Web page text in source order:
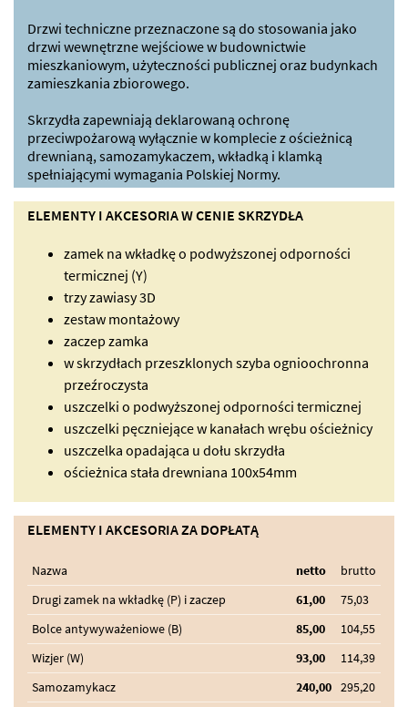
Drzwi techniczne przeznaczone są do stosowania jako
drzwi wewnętrzne wejściowe w budownictwie
mieszkaniowym, użyteczności publicznej oraz budynkach
zamieszkania zbiorowego.
Skrzydła zapewniają deklarowaną ochronę
przeciwpożarową wyłącznie w komplecie z ościeżnicą
drewnianą, samozamykaczem, wkładką i klamką
spełniającymi wymagania Polskiej Normy.
ELEMENTY I AKCESORIA W CENIE SKRZYDŁA
zamek na wkładkę o podwyższonej odporności
termicznej (Y)
trzy zawiasy 3D
zestaw montażowy
zaczep zamka
w skrzydłach przeszklonych szyba ognioochronna
przeźroczysta
uszczelki o podwyższonej odporności termicznej
uszczelki pęczniejące w kanałach wrębu ościeżnicy
uszczelka opadająca u dołu skrzydła
ościeżnica stała drewniana 100x54mm
ELEMENTY I AKCESORIA ZA DOPŁATĄ
Nazwa netto
brutto
Drugi zamek na wkładkę (P) i zaczep
61,00
75,03
Bolce antywyważeniowe (B)
85,00
104,55
Wizjer (W)
93,00
114,39
Samozamykacz
240,00 295,20